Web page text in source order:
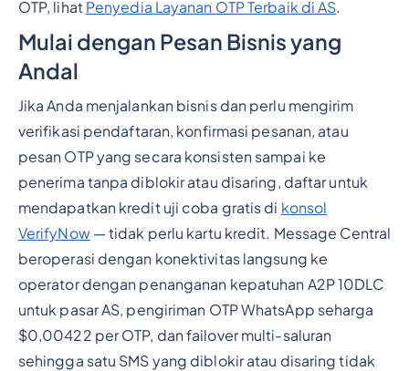
OTP, lihat Penyedia Layanan OTP Terbaik di AS.
Mulai dengan Pesan Bisnis yang
Andal
Jika Anda menjalankan bisnis dan perlu mengirim
verifikasi pendaftaran, konfirmasi pesanan, atau
pesan OTP yang secara konsisten sampai ke
penerima tanpa diblokir atau disaring, daftar untuk
mendapatkan kredit uji coba gratis di konsol
VerifyNow— tidak perlu kartu kredit. Message Central
beroperasi dengan konektivitas langsung ke
operator dengan penanganan kepatuhan A2P 10DLC
untuk pasar AS, pengiriman OTP WhatsApp seharga
$0,00422 per OTP, dan failover multi-saluran
sehingga satu SMS yang diblokir atau disaring tidak